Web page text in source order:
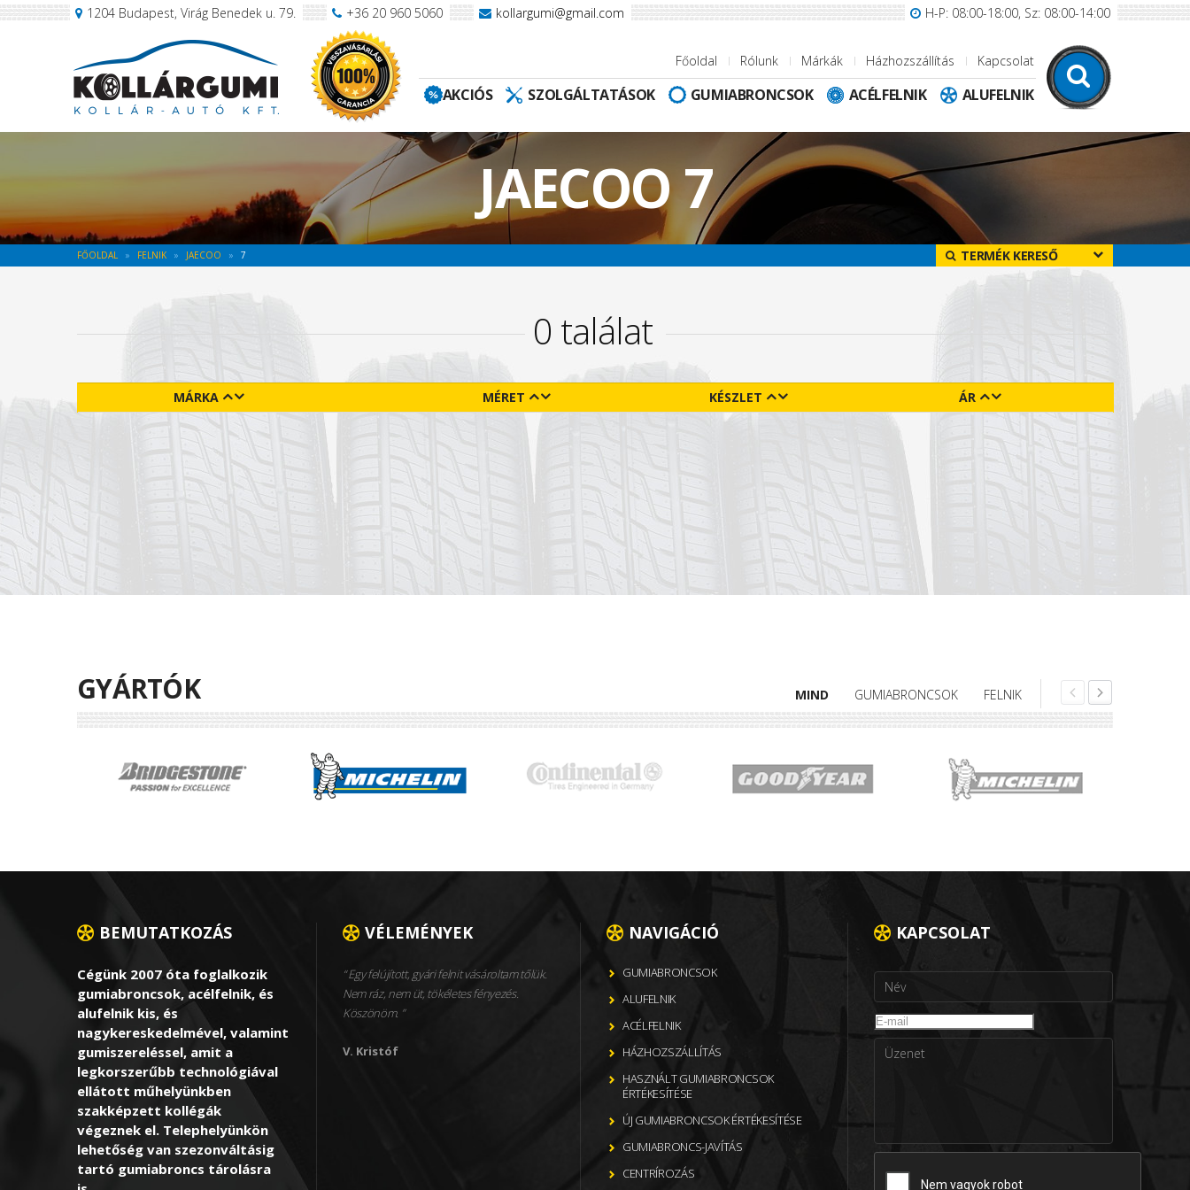
1204 Budapest, Virág Benedek u. 79. +36 20 960 5060 kollargumi@gmail.com H-P: 08:00-18:00, Sz: 08:00-14:00
Főoldal Rólunk Márkák Házhozszállítás Kapcsolat
AKCIÓS SZOLGÁLTATÁSOK GUMIABRONCSOK ACÉLFELNIK ALUFELNIK
JAECOO 7
FŐOLDAL FELNIK JAECOO 7 TERMÉK KERESŐ
0 találat
MÁRKA MÉRET KÉSZLET ÁR
GYÁRTÓK MIND GUMIABRONCSOK FELNIK
BEMUTATKOZÁS
Cégünk 2007 óta foglalkozik
gumiabroncsok, acélfelnik, és
alufelnik kis, és
nagykereskedelmével, valamint
gumiszereléssel, amit a
legkorszerűbb technológiával
ellátott műhelyünkben
szakképzett kollégák
végeznek el. Telephelyünkön
lehetőség van szezonváltásig
tartó gumiabroncs tárolásra
VÉLEMÉNYEK
Egy felújított, gyári felnit vásároltam tőlük.
Nem ráz, nem üt, tökéletes fényezés.
Köszönöm.
V. Kristóf
NAVIGÁCIÓ
GUMIABRONCSOK
ALUFELNIK
ACÉLFELNIK
HÁZHOZSZÁLLÍTÁS
HASZNÁLT GUMIABRONCSOK
ÉRTÉKESÍTÉSE
ÚJ GUMIABRONCSOK ÉRTÉKESÍTÉSE
GUMIABRONCS-JAVÍTÁS
CENTRÍROZÁS
KAPCSOLAT